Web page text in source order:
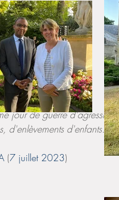
jour de guerre d'agression
d'enlèvements d'enfants.
(7 juillet 2023)